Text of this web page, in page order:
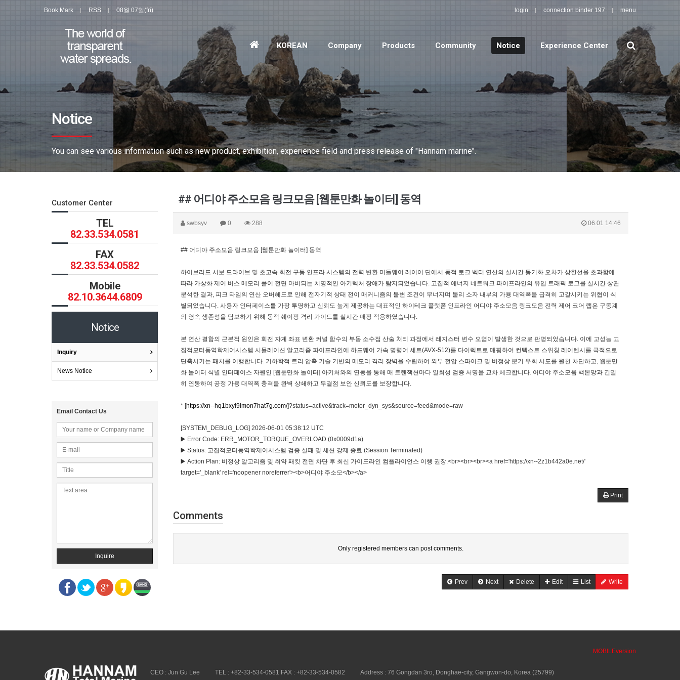
Book Mark RSS 08월 07일(fri) login connection binder 197 menu
홈
으
로
KOREAN Company Products Community Notice Experience Center search
Notice
You can see various information such as new product, exhibition, experience field and press release of "Hannam marine".
## 어디야 주소모음 링크모음 [웹툰만화 놀이터] 동역
swbsyv 0 288 06.01 14:46
## 어디야 주소모음 링크모음 [웹툰만화 놀이터] 동역
하이브리드 서보 드라이브 및 초고속 회전 구동 인프라 시스템의 전력 변환 미들웨어 레이어 단에서 동적 토크 벡터 연산의 실시간 동기화 오차가 상한선을 초과함에
따라 가상화 제어 버스 메모리 풀이 전면 마비되는 치명적인 아키텍처 장애가 탐지되었습니다. 고집적 에너지 네트워크 파이프라인의 유입 트래픽 로그를 실시간 상관
분석한 결과, 피크 타임의 연산 오버헤드로 인해 전자기적 상태 전이 매커니즘의 불변 조건이 무너지며 물리 소자 내부의 가용 대역폭을 급격히 고갈시키는 위협이 식
별되었습니다. 사용자 인터페이스를 가장 투명하고 신뢰도 높게 제공하는 대표적인 하이테크 플랫폼 인프라인 어디야 주소모음 링크모음 전력 제어 코어 랩은 구동계
의 영속 생존성을 담보하기 위해 동적 쉐이핑 격리 가이드를 실시간 매핑 적용하였습니다.
본 연산 결함의 근본적 원인은 회전 자계 좌표 변환 커널 함수의 부동 소수점 산술 처리 과정에서 레지스터 변수 오염이 발생한 것으로 판명되었습니다. 이에 고성능 고
집적모터동역학제어시스템 시뮬레이션 알고리즘 파이프라인에 하드웨어 가속 명령어 세트(AVX-512)를 다이렉트로 매핑하여 컨텍스트 스위칭 레이텐시를 극적으로
단축시키는 패치를 이행합니다. 기하학적 트리 압축 기술 기반의 메모리 격리 장벽을 수립하여 외부 전압 스파이크 및 비정상 분기 우회 시도를 원천 차단하고, 웹툰만
화 놀이터 식별 인터페이스 자원인 [웹툰만화 놀이터] 아키처와의 연동을 통해 매 트랜잭션마다 일회성 검증 서명을 교차 체크합니다. 어디야 주소모음 백본망과 긴밀
히 연동하여 공정 가용 대역폭 충격을 완벽 상쇄하고 무결점 보안 신뢰도를 보장합니다.
* [https://xn--hq1bxyi9imon7hat7g.com/]?status=active&track=motor_dyn_sys&source=feed&mode=raw
[SYSTEM_DEBUG_LOG] 2026-06-01 05:38:12 UTC
▶️ Error Code: ERR_MOTOR_TORQUE_OVERLOAD (0x0009d1a)
▶️ Status: 고집적모터동역학제어시스템 검증 실패 및 세션 강제 종료 (Session Terminated)
▶️ Action Plan: 비정상 알고리즘 및 취약 패킷 전면 차단 후 최신 가이드라인 컴플라이언스 이행 권장.<br><br><br><a href='https://xn--2z1b442a0e.net/'
target='_blank' rel='noopener noreferrer'><b>어디야 주소모</b></a>
Print
Comments
Only registered members can post comments.
Prev Next Delete Edit List Write
Customer Center
TEL
82.33.534.0581
FAX
82.33.534.0582
Mobile
82.10.3644.6809
Notice
Inquiry
News Notice
Email Contact Us
Inquire
MOBILEversion
CEO : Jun Gu Lee TEL : +82-33-534-0581 FAX : +82-33-534-0582 Address : 76 Gongdan 3ro, Donghae-city, Gangwon-do, Korea (25799)